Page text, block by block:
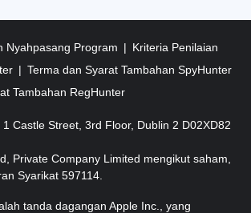
Nyahpasang Program
Kriteria Penilaian
Terma dan Syarat Tambahan SpyHunter
Tambahan RegHunter
Castle Street, 3rd Floor, Dublin 2 D02XD82
Private Company Limited mengikut saham,
Syarikat 597114.
tanda dagangan Apple Inc., yang